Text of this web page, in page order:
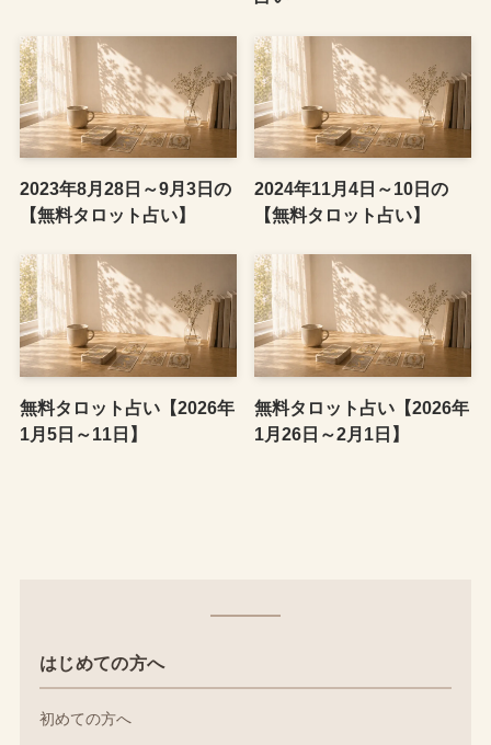
2023年8月28日～9月3日の
【無料タロット占い】
2024年11月4日～10日の
【無料タロット占い】
無料タロット占い【2026年
1月5日～11日】
無料タロット占い【2026年
1月26日～2月1日】
はじめての方へ
初めての方へ